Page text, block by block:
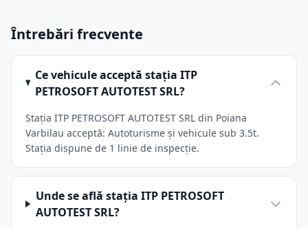
Întrebări frecvente
Ce vehicule acceptă stația ITP
PETROSOFT AUTOTEST SRL?
Stația ITP PETROSOFT AUTOTEST SRL din Poiana
Varbilau acceptă: Autoturisme și vehicule sub 3.5t.
Stația dispune de 1 linie de inspecție.
Unde se află stația ITP PETROSOFT
AUTOTEST SRL?